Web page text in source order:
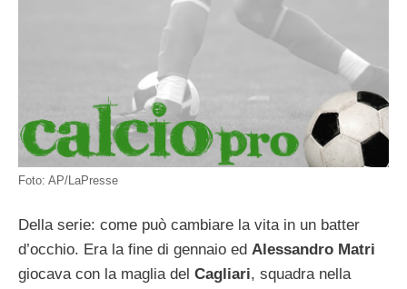
Foto: AP/LaPresse
Della serie: come può cambiare la vita in un batter
d’occhio. Era la fine di gennaio ed Alessandro Matri
giocava con la maglia del Cagliari, squadra nella